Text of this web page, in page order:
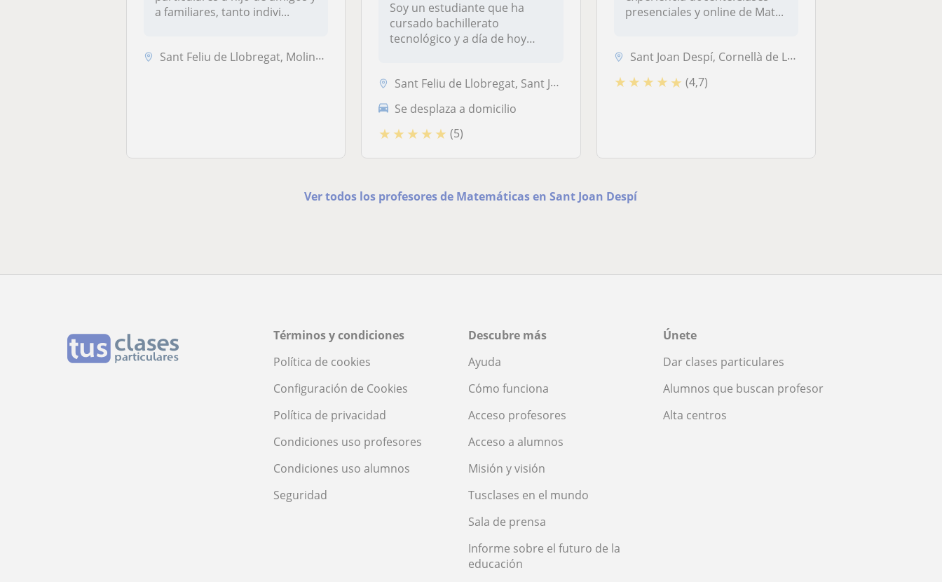
a familiares, tanto indivi...
Sant Feliu de Llobregat, Molins de Rei, Sant Joan Despí, Sant Just Des...
Soy un estudiante que ha
cursado bachillerato
tecnológico y a día de hoy
Sant Feliu de Llobregat, Sant Joan Despí, Sant Just Desvern, Santa Col...
Se desplaza a domicilio
★ ★ ★ ★ ★ (5)
presenciales y online de Mat...
Sant Joan Despí, Cornellà de Llobregat, Esplugues de Llobregat, Sant J...
★ ★ ★ ★ ★ (4,7)
Ver todos los profesores de Matemáticas en Sant Joan Despí
Términos y condiciones
Política de cookies
Configuración de Cookies
Política de privacidad
Condiciones uso profesores
Condiciones uso alumnos
Seguridad
Descubre más
Ayuda
Cómo funciona
Acceso profesores
Acceso a alumnos
Misión y visión
Tusclases en el mundo
Sala de prensa
Informe sobre el futuro de la
educación
Únete
Dar clases particulares
Alumnos que buscan profesor
Alta centros